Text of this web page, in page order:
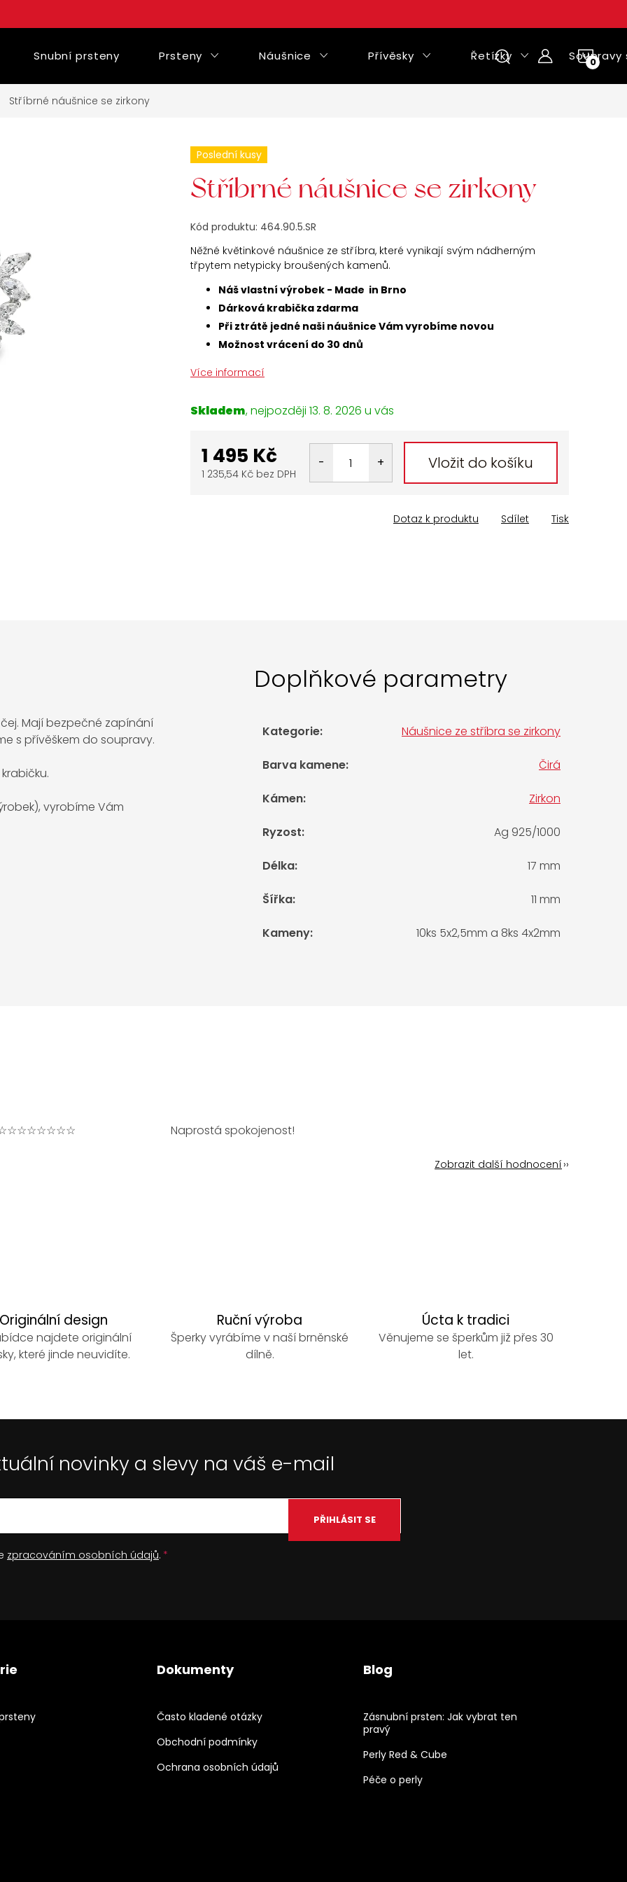
NÁKUPNÍ
Snubní prsteny Prsteny Náušnice Přívěsky Řetízky Soupravy
Stříbrné náušnice se zirkony
Poslední kusy
Stříbrné náušnice se zirkony
Kód produktu: 464.90.5.SR
Něžné květinkové náušnice ze stříbra, které vynikají svým nádherným
třpytem netypicky broušených kamenů.
Náš vlastní výrobek - Made in Brno
Dárková krabička zdarma
Při ztrátě jedné naši náušnice Vám vyrobíme novou
Možnost vrácení do 30 dnů
Více informací
Skladem 13. 8. 2026
1 495 Kč
1 235,54 Kč bez DPH
Vložit do košíku
Tisk
Dotaz k produktu Sdílet
Mají bezpečné zapínání
s přívěškem do soupravy.
vyrobíme Vám
Doplňkové parametry
Kategorie: Náušnice ze stříbra se zirkony
Barva kamene: Čirá
Kámen: Zirkon
Ryzost: Ag 925/1000
Délka: 17 mm
Šířka: 11 mm
Kameny: 10ks 5x2,5mm a 8ks 4x2mm
Naprostá spokojenost!
Zobrazit další hodnocení
Originální design
najdete originální
které jinde neuvidíte.
Ruční výroba
Šperky vyrábíme v naší brněnské
dílně.
Úcta k tradici
Věnujeme se šperkům již přes 30
let.
novinky a slevy na váš e-mail
zpracováním osobních údajů.
PŘIHLÁSIT SE
Dokumenty
Často kladené otázky
Obchodní podmínky
Ochrana osobních údajů
Blog
Zásnubní prsten: Jak vybrat ten
pravý
Perly Red & Cube
Péče o perly